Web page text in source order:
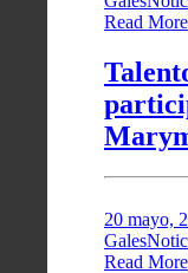
Read More
20 mayo,
Gales
Read More